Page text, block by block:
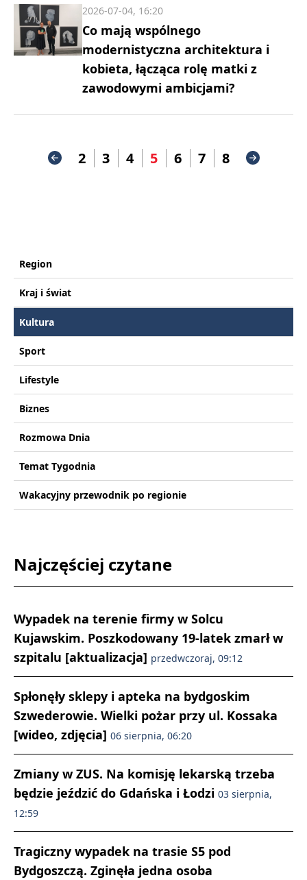
Co mają wspólnego
modernistyczna architektura i
kobieta, łącząca rolę matki z
zawodowymi ambicjami?
2026-07-04, 16:20
2 3 4 5 6 7 8
Region
Kraj i świat
Kultura
Sport
Lifestyle
Biznes
Rozmowa Dnia
Temat Tygodnia
Wakacyjny przewodnik po regionie
Najczęściej czytane
Wypadek na terenie firmy w Solcu
Kujawskim. Poszkodowany 19-latek zmarł w
szpitalu [aktualizacja] przedwczoraj, 09:12
Spłonęły sklepy i apteka na bydgoskim
Szwederowie. Wielki pożar przy ul. Kossaka
[wideo, zdjęcia] 06 sierpnia, 06:20
Zmiany w ZUS. Na komisję lekarską trzeba
będzie jeździć do Gdańska i Łodzi 03 sierpnia,
12:59
Tragiczny wypadek na trasie S5 pod
Bydgoszczą. Zginęła jedna osoba